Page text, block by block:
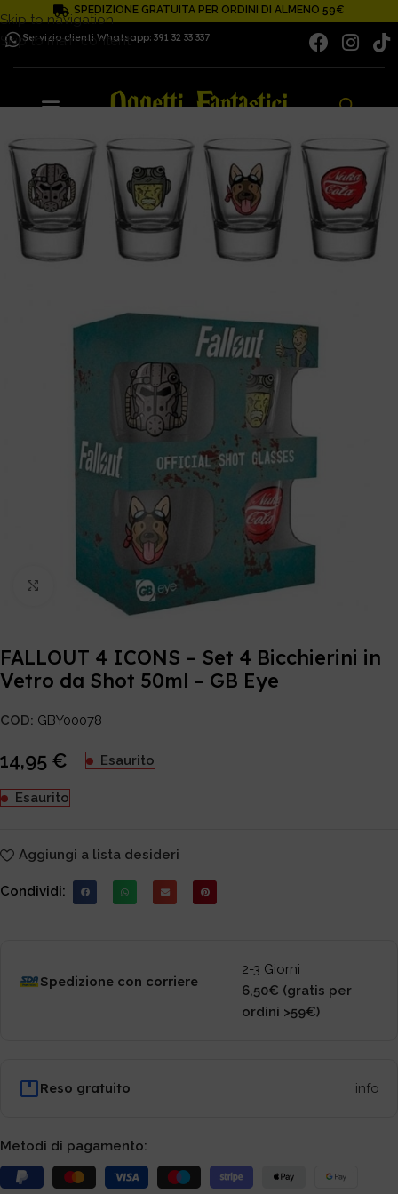
Skip to navigation
Skip to main content
SPEDIZIONE GRATUITA PER ORDINI DI ALMENO 59€
Servizio clienti Whatsapp: 391 32 33 337
Click to enlarge
FALLOUT 4 ICONS – Set 4 Bicchierini in
Vetro da Shot 50ml – GB Eye
COD: GBY00078
14,95 € Esaurito
Esaurito
Aggiungi a lista desideri
Condividi:
Spedizione con corriere
2-3 Giorni
6,50€ (gratis per
ordini >59€)
Reso gratuito info
Metodi di pagamento: